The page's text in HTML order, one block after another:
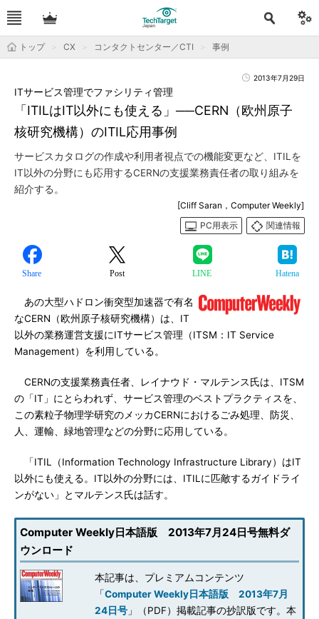
トップ CX コンタクトセンター／CTI 事例
2013年7月29日
「ITILはIT以外にも使える」──CERN（欧州原子
核研究機構）のITIL応用事例
ITサービス管理でファシリティ管理
サービスカタログの作成や利用者視点での機能変更など、ITILを
IT以外の分野にも応用するCERNの支援業務責任者の取り組みを
紹介する。
[Cliff Saran，Computer Weekly]
PC用表示
関連情報
Share Post LINE Hatena
あの大型ハドロン衝突型加速器で有名
なCERN（欧州原子核研究機構）は、IT
以外の業務運営支援にITサービス管理（ITSM：IT Service
Management）を利用している。
CERNの支援業務責任者、レイナウド・マルテンス氏は、ITSM
の「IT」にとらわれず、サービス管理のベストプラクティスを、
この素粒子物理学研究のメッカCERNにおけるごみ処理、防災、
人、運輸、緑地管理などの分野に応用している。
「ITIL（Information Technology Infrastructure Library）はIT
以外にも使える。IT以外の分野には、ITILに匹敵するガイドライ
ンがない」とマルテンス氏は話す。
Computer Weekly日本語版 2013年7月24日号無料ダ
ウンロード
本記事は、プレミアムコンテンツ
「Computer Weekly日本語版 2013年7月
24日号 」（PDF）掲載記事の抄訳版です。本